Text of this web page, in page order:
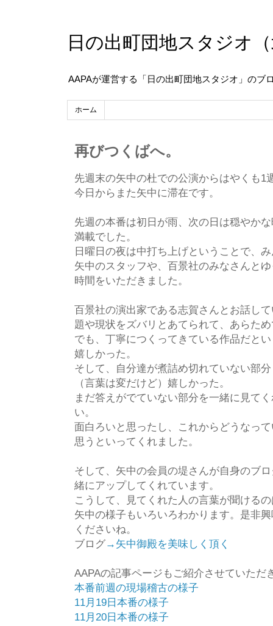
日の出町団地スタジオ
AAPAが運営する「日の出町団地スタジオ」のブ
ホーム
再びつくばへ。
先週末の矢中の杜での公演からはやくも1
今日からまた矢中に滞在です。
先週の本番は初日が雨、次の日は穏やか
満載でした。
日曜日の夜は中打ち上げということで、
矢中のスタッフや、百景社のみなさんと
時間をいただきました。
百景社の演出家である志賀さんとお話し
題や現状をズバリとあてられて、あらた
でも、丁寧につくってきている作品だと
嬉しかった。
そして、自分達が煮詰め切れていない部
（言葉は変だけど）嬉しかった。
まだ答えがでていない部分を一緒に見て
い。
面白ろいと思ったし、これからどうなっ
思うといってくれました。
そして、矢中の会員の堤さんが自身のブ
緒にアップしてくれています。
こうして、見てくれた人の言葉が聞ける
矢中の様子もいろいろわかります。是非
くださいね。
ブログ→矢中御殿を美味しく頂く
AAPAの記事ページもご紹介させていた
本番前週の現場稽古の様子
11月19日本番の様子
11月20日本番の様子